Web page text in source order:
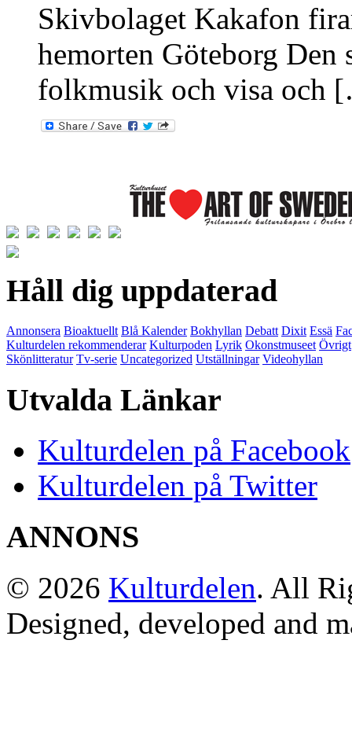
Skivbolaget Kakafon
hemorten Göteborg Den
folkmusik och visa och
Håll dig uppdaterad
Annonsera Bioaktuellt Blå Kalender Bokhyllan Debatt Dixit Essä
Kulturdelen rekommenderar Kulturpoden Lyrik Okonstmuseet Övrigt
Skönlitteratur Tv-serie Uncategorized Utställningar Videohyllan
Utvalda Länkar
Kulturdelen på Facebook
Kulturdelen på Twitter
ANNONS
© 2026 Kulturdelen. All
Designed, developed and